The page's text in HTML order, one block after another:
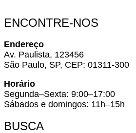
ENCONTRE-NOS
Endereço
Av. Paulista, 123456
São Paulo, SP, CEP: 01311-300
Horário
Segunda–Sexta: 9:00–17:00
Sábados e domingos: 11h–15h
BUSCA